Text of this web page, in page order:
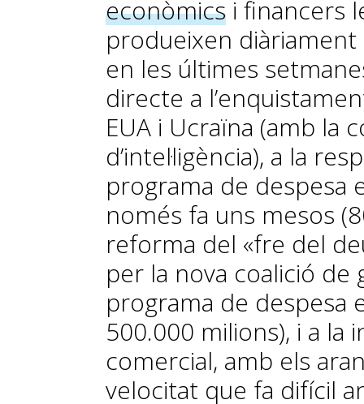
econòmics i financers
produeixen
en les últimes
directe a
EUA i Ucraïna (amb la
d’intel·ligència), a la
programa de despesa
només fa uns mesos
reforma del «fre del
per la nova coalició
programa de despesa
500.000 milions), i a la
comercial, amb els
velocitat que fa difícil